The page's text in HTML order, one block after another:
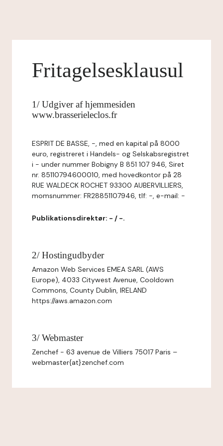
Fritagelsesklausul
1/ Udgiver af hjemmesiden
www.brasserieleclos.fr
ESPRIT DE BASSE, -, med en kapital på 8000
euro, registreret i Handels- og Selskabsregistret
i - under nummer Bobigny B 851 107 946, Siret
nr. 85110794600010, med hovedkontor på 28
RUE WALDECK ROCHET 93300 AUBERVILLIERS,
momsnummer: FR28851107946, tlf: -, e-mail: -
Publikationsdirektør: - / -.
2/ Hostingudbyder
Amazon Web Services EMEA SARL (AWS
Europe), 4033 Citywest Avenue, Cooldown
Commons, County Dublin, IRELAND
https://aws.amazon.com
3/ Webmaster
Zenchef - 63 avenue de Villiers 75017 Paris –
webmaster{at}zenchef.com